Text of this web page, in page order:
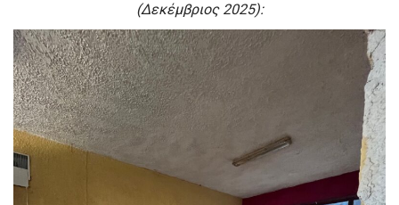
(Δεκέμβριος 2025):